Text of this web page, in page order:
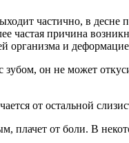
частично, в десне
частая причина
организма и
он не может
от остальной
плачет от боли. В